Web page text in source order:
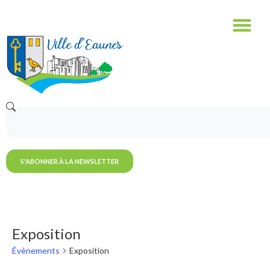
S'ABONNER À LA NEWSLETTER
Exposition
Évènements Exposition